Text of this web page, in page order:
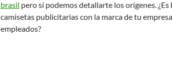
brasil pero sí podemos detallarte los orígenes.
camisetas publicitarias con la marca de tu
empleados?